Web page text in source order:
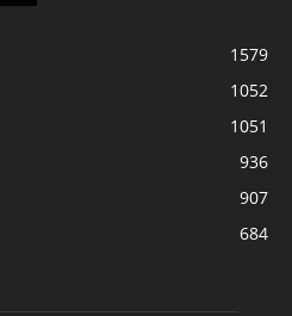
1579
1052
1051
936
907
684